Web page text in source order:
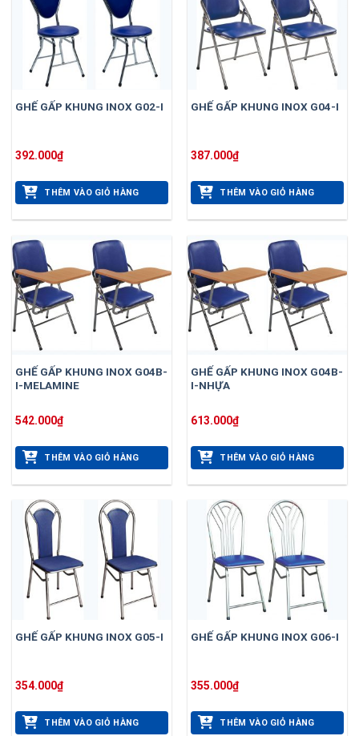
GHẾ GẤP KHUNG INOX G02-I
392.000₫
THÊM VÀO GIỎ HÀNG
GHẾ GẤP KHUNG INOX G04-I
387.000₫
THÊM VÀO GIỎ HÀNG
GHẾ GẤP KHUNG INOX G04B-
I-MELAMINE
542.000₫
THÊM VÀO GIỎ HÀNG
GHẾ GẤP KHUNG INOX G04B-
I-NHỰA
613.000₫
THÊM VÀO GIỎ HÀNG
GHẾ GẤP KHUNG INOX G05-I
354.000₫
THÊM VÀO GIỎ HÀNG
GHẾ GẤP KHUNG INOX G06-I
355.000₫
THÊM VÀO GIỎ HÀNG